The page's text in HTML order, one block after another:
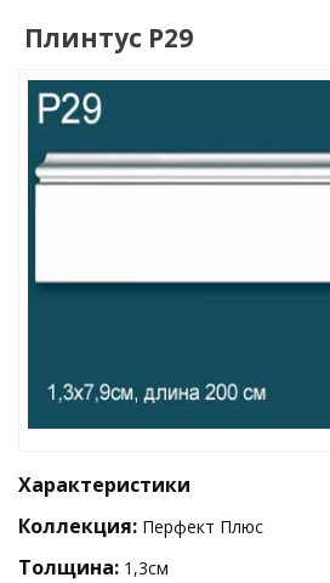
Плинтус P29
Характеристики
Коллекция: Перфект Плюс
Толщина: 1,3см